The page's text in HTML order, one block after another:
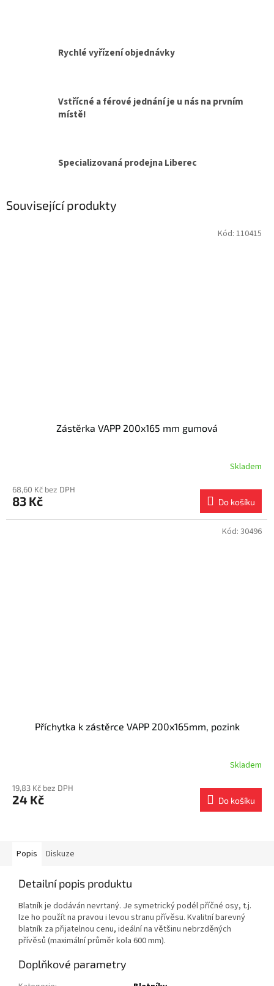
Rychlé vyřízení objednávky
Vstřícné a férové jednání je u nás na prvním
místě!
Specializovaná prodejna Liberec
Související produkty
Zástěrka VAPP 200x165 mm gumová
Skladem
68,60 Kč bez DPH
83 Kč Do košíku
Kód: 110415
Příchytka k zástěrce VAPP 200x165mm, pozink
Skladem
19,83 Kč bez DPH
24 Kč Do košíku
Kód: 30496
Popis Diskuze
Detailní popis produktu
Blatník je dodáván nevrtaný. Je symetrický podél příčné osy, t.j.
lze ho použít na pravou i levou stranu přívěsu. Kvalitní barevný
blatník za přijatelnou cenu, ideální na většinu nebrzděných
přívěsů (maximální průměr kola 600 mm).
Doplňkové parametry